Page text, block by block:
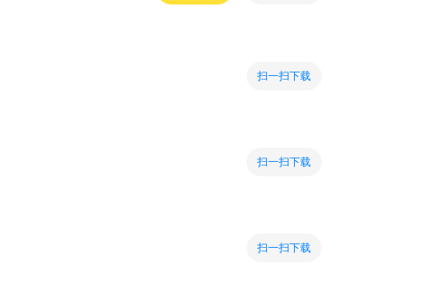
扫一扫下载
扫一扫下载
扫一扫下载